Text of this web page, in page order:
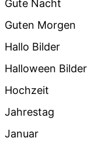
Gute Nacht
Guten Morgen
Hallo Bilder
Halloween Bilder
Hochzeit
Jahrestag
Januar